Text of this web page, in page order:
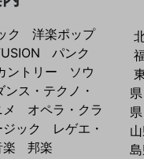
ク
洋楽ポップ
パンク
ントリー
ソウ
ンス・テクノ・
オペラ・クラ
ック
レゲエ・
邦楽
県
県